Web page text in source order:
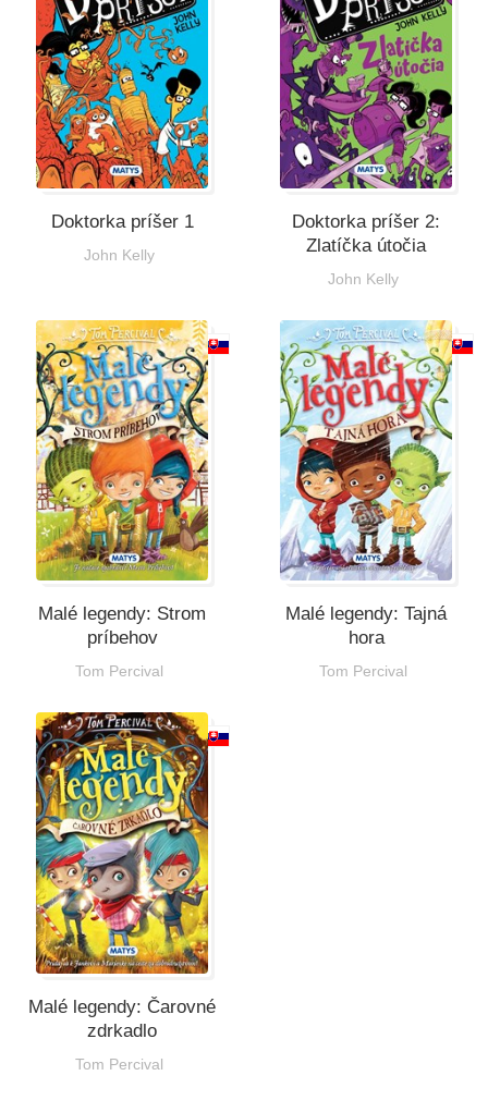
Doktorka príšer 1
John Kelly
Doktorka príšer 2:
Zlatíčka útočia
John Kelly
Malé legendy: Strom
príbehov
Tom Percival
Malé legendy: Tajná
hora
Tom Percival
Malé legendy: Čarovné
zdrkadlo
Tom Percival